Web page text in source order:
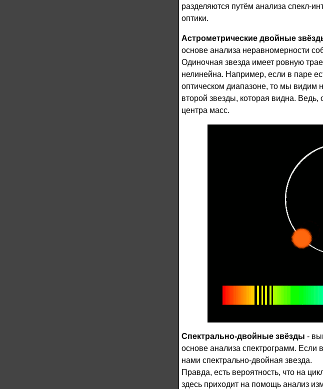
разделяются путём анализа спекл-
оптики.
Астрометрические двойные
основе анализа неравномерности
Одиночная звезда имеет ровную
нелинейна. Например, если в паре
оптическом диапазоне, то мы видим
второй звезды, которая видна.
центра масс.
Спектрально-двойные звёзды -
основе анализа спектрограмм. Если
нами спектрально-двойная звезда.
Правда, есть вероятность, что на
здесь приходит на помощь анализ